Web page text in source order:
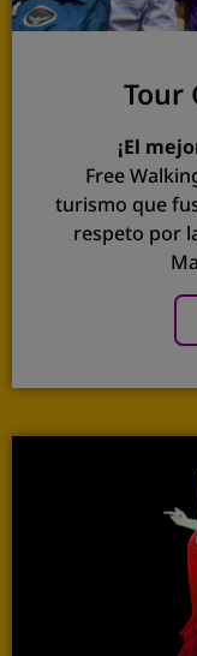
Tour
¡El
Free
turismo que
respeto por